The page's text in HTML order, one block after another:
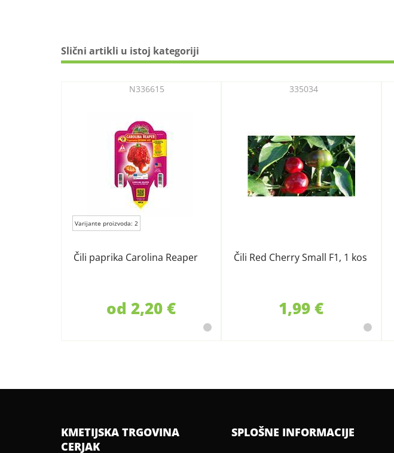
Slični artikli u istoj kategoriji
Varijante proizvoda: 2
Čili paprika Carolina Reaper
N336615
od 2,20 €
Čili Red Cherry Small F1, 1 kos
335034
1,99 €
KMETIJSKA TRGOVINA
CERJAK
SPLOŠNE INFORMACIJE